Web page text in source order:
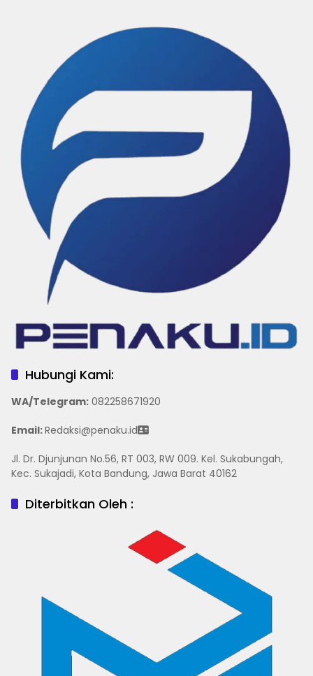
Hubungi Kami:
WA/Telegram: 082258671920
Email:Redaksi@penaku.id
Jl. Dr. Djunjunan No.56, RT 003, RW 009. Kel. Sukabungah,
Kec. Sukajadi, Kota Bandung, Jawa Barat 40162
Diterbitkan Oleh :